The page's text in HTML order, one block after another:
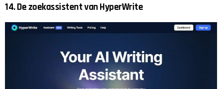
14. De zoekassistent van HyperWrite